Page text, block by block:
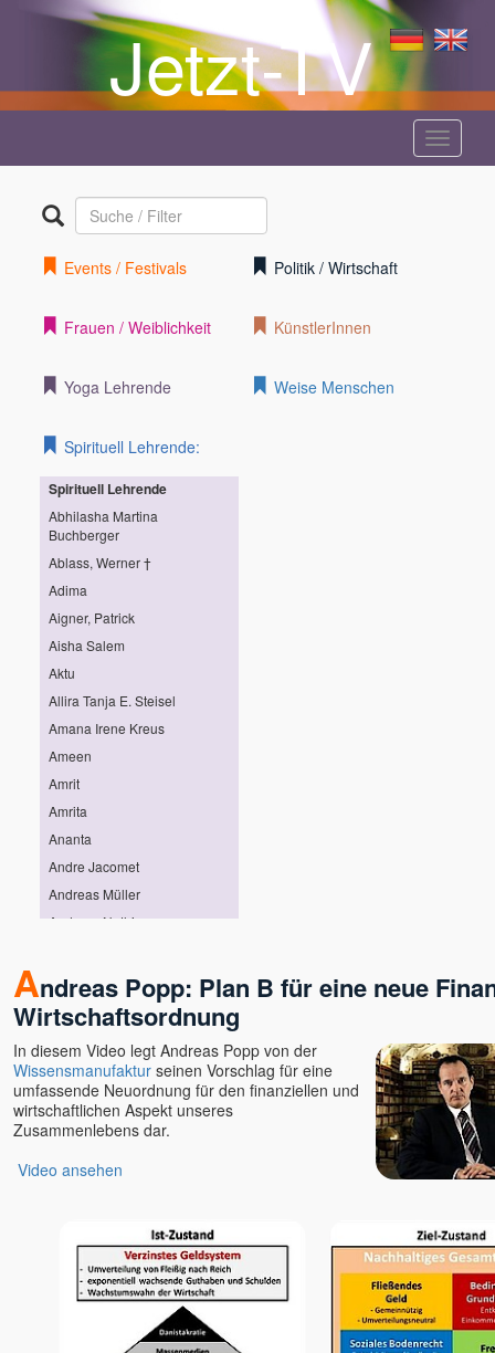
Jetzt-TV
Menü
Events / Festivals Politik / Wirtschaft
Frauen / Weiblichkeit KünstlerInnen
Yoga Lehrende Weise Menschen
Spirituell Lehrende:
Spirituell Lehrende
Abhilasha Martina
Buchberger
Ablass, Werner †
Adima
Aigner, Patrick
Aisha Salem
Aktu
Allira Tanja E. Steisel
Amana Irene Kreus
Ameen
Amrit
Amrita
Ananta
Andre Jacomet
Andreas Müller
Andreas Nothing
Andreas Stötter
Angaangaq
Angelika Winklhofer
Annette Kaiser
Anssi
Anushree
Arjuna
Astamaya
Avinash u. Gyandeva
Bernie Prior
Andreas Popp: Plan B für eine neue
Wirtschaftsordnung
In diesem Video legt Andreas Popp von der
Wissensmanufaktur seinen Vorschlag für eine
umfassende Neuordnung für den finanziellen und
wirtschaftlichen Aspekt unseres
Zusammenlebens dar.
Video ansehen